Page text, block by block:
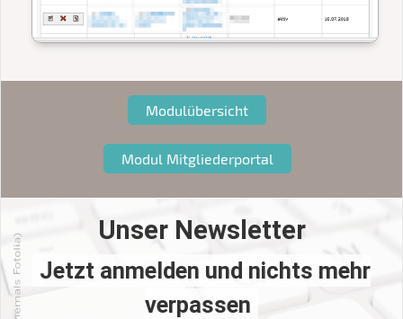
Modulübersicht
Modul Mitgliederportal
Unser Newsletter
Jetzt anmelden und nichts mehr
verpassen